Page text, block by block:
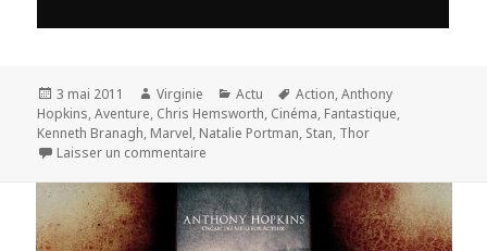
Publié
le
3 mai 2011 Auteur
Virginie Catégories
Actu
Mots-
clés
Action,Anthony
Hopkins,Aventure, Chris Hemsworth, Cinéma, Fantastique,
Kenneth Branagh, Marvel, Natalie Portman, Stan, Thor
Laisser un commentaire